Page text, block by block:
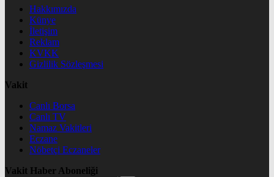
Hakkımızda
Künye
İletişim
Reklam
KVKK
Gizlilik Sözleşmesi
Vakit
Canlı Borsa
Canlı TV
Namaz Vakitleri
Eczane
Nöbetçi Eczaneler
Vakit Haber Aboneliği